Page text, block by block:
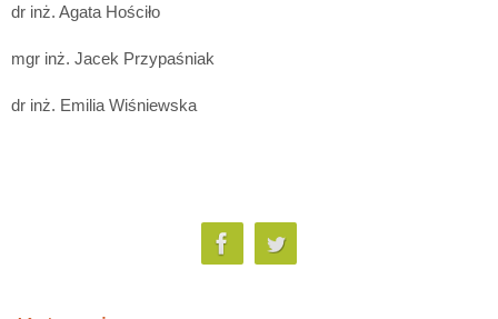
dr inż. Agata Hościło
mgr inż. Jacek Przypaśniak
dr inż. Emilia Wiśniewska